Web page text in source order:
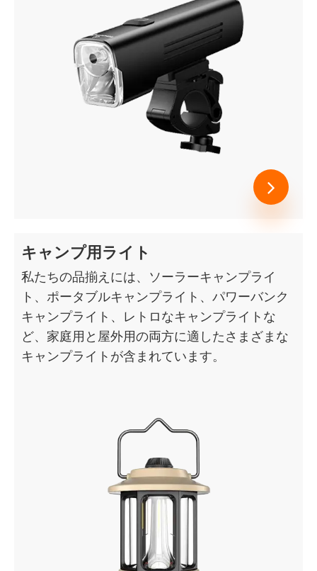
キャンプ用ライト
私たちの品揃えには、ソーラーキャンプライ
ト、ポータブルキャンプライト、パワーバンク
キャンプライト、レトロなキャンプライトな
ど、家庭用と屋外用の両方に適したさまざまな
キャンプライトが含まれています。